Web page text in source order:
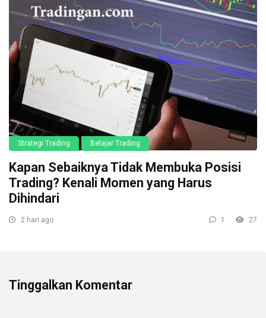
Strategi Trading Belajar Trading
Kapan Sebaiknya Tidak Membuka Posisi
Trading? Kenali Momen yang Harus
Dihindari
2 hari ago 1 27
Tinggalkan Komentar